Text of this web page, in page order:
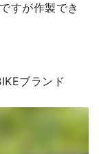
すが作製でき
ブランド